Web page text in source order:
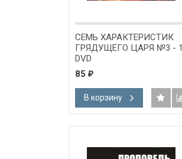
СЕМЬ ХАРАКТЕРИСТИК
ГРЯДУЩЕГО ЦАРЯ №3 - 1
DVD
85 ₽
В корзину